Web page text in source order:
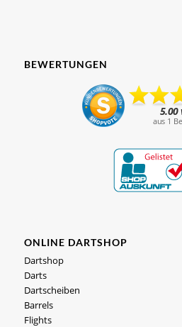
BEWERTUNGEN
ONLINE DARTSHOP
Dartshop
Darts
Dartscheiben
Barrels
Flights